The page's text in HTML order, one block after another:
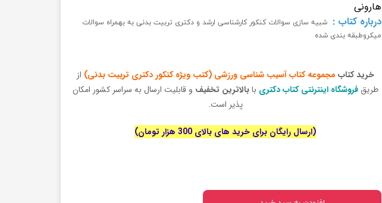
هارونی
درباره کتاب : شبیه سازی سوالات کنکور کارشناسی ارشد و دکتری تربیت بدنی به بهمراه سوالات
میکروطبقه بندی شده
خرید کتاب مجموعه کتاب آسیب شناسی ورزشی (کتب ویژه کنکور دکتری تربیت بدنی) از
طریقفروشگاه اینترنتی کتاب دکتری بابالاترین تخفیف و قابلیت ارسال به سراسر کشور امکان
پذیر است.
(ارسال رایگان برای خرید های بالای 300 هزار تومان)